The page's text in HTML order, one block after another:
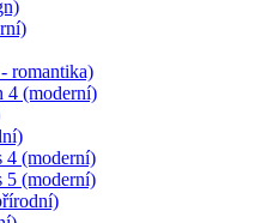
romantika)
4 (moderní)
4 (moderní)
5 (moderní)